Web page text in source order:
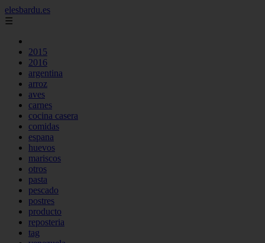
elesbardu.es
☰
2015
2016
argentina
arroz
aves
carnes
cocina casera
comidas
espana
huevos
mariscos
otros
pasta
pescado
postres
producto
reposteria
tag